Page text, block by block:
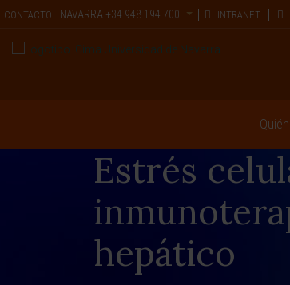
CONTACTO NAVARRA +34 948 194 700 INTRANET
Estrés
hepático